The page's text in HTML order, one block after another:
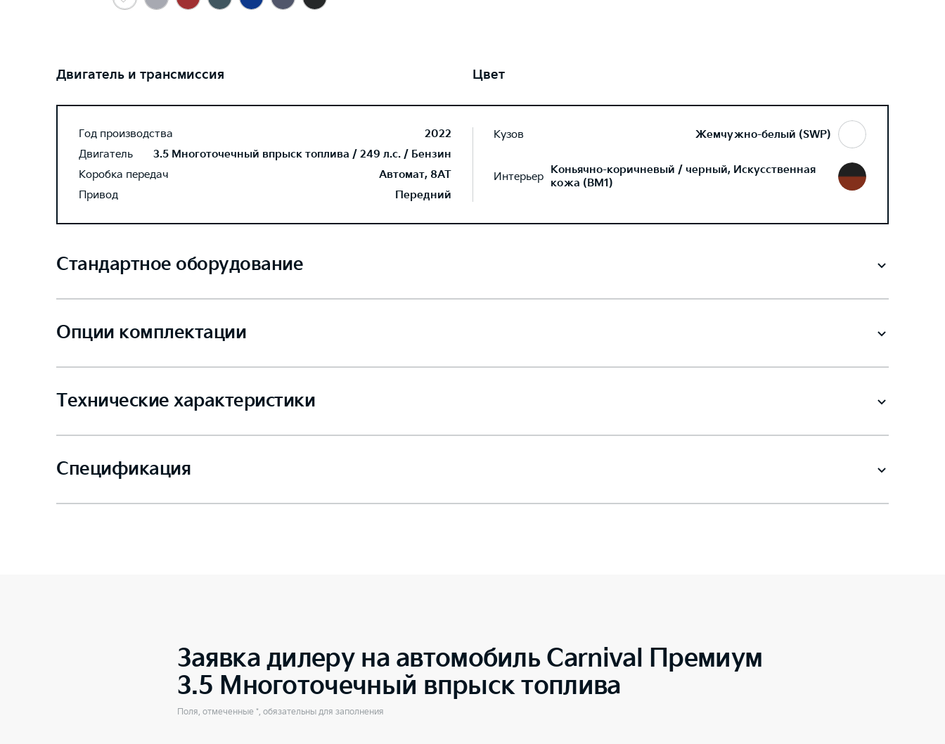
Двигатель и трансмиссия
Год производства
2022
Двигатель
3.5 Многоточечный впрыск топлива / 249 л.с. / Бензин
Коробка передач
Автомат, 8AT
Привод
Передний
Цвет
Кузов Жемчужно-белый (SWP)
Интерьер Коньячно-коричневый / черный, Искусственная
кожа (BM1)
Стандартное оборудование
Опции комплектации
Технические характеристики
Спецификация
Заявка дилеру на автомобиль Carnival Премиум
3.5 Многоточечный впрыск топлива
Поля, отмеченные *, обязательны для заполнения